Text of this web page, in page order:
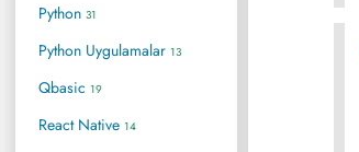
Python 31
Python Uygulamalar 13
Qbasic 19
React Native 14